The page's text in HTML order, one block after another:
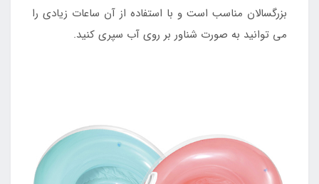
بزرگسالان مناسب است و با استفاده از آن ساعات زیادی را
می توانید به صورت شناور بر روی آب سپری کنید.